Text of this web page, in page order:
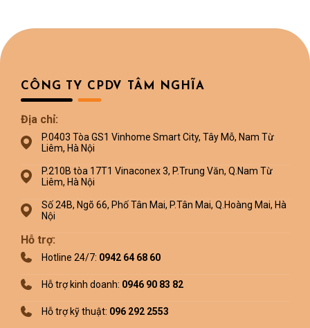
CÔNG TY CPDV TÂM NGHĨA
Địa chỉ:
P.0403 Tòa GS1 Vinhome Smart City, Tây Mỗ, Nam Từ
Liêm, Hà Nội
P.210B tòa 17T1 Vinaconex 3, P.Trung Văn, Q.Nam Từ
Liêm, Hà Nội
Số 24B, Ngõ 66, Phố Tân Mai, P.Tân Mai, Q.Hoàng Mai, Hà
Nội
Hỗ trợ:
Hotline 24/7: 0942 64 68 60
Hỗ trợ kinh doanh: 0946 90 83 82
Hỗ trợ kỹ thuật: 096 292 2553